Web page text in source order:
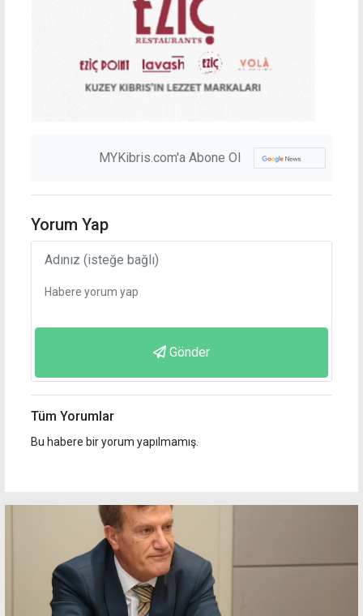
MYKibris.com'a Abone Ol
Yorum Yap
Gönder
Tüm Yorumlar
Bu habere bir yorum yapılmamış.